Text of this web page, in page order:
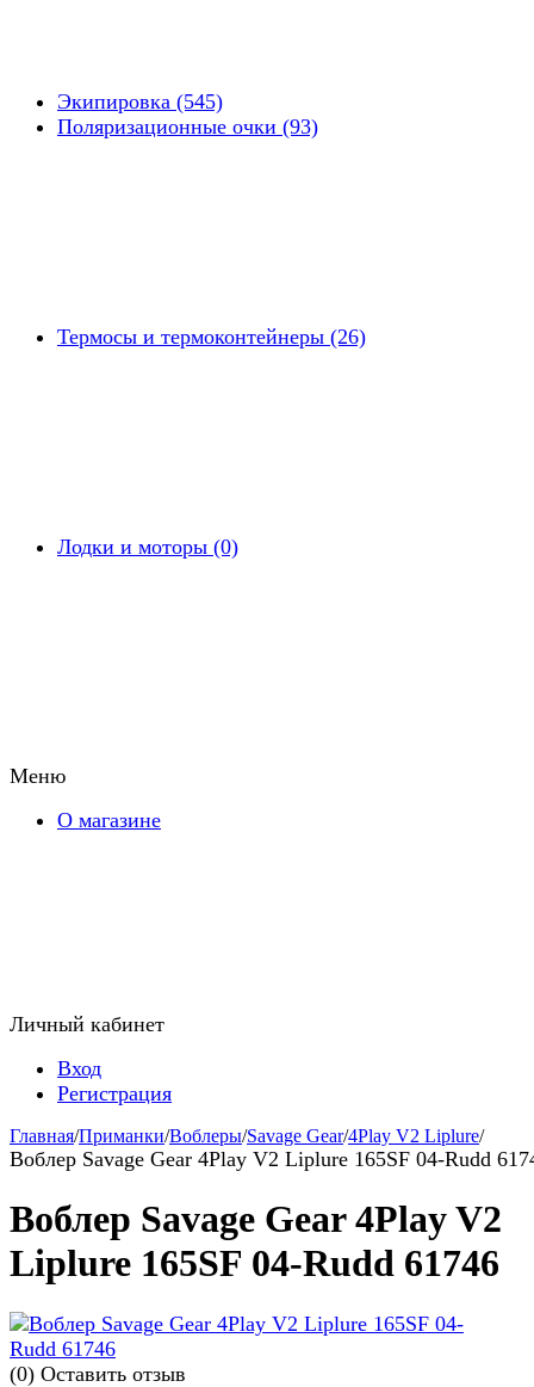
Экипировка (545)
Поляризационные очки (93)
Термосы и термоконтейнеры (26)
Лодки и моторы (0)
Меню
О магазине
Личный кабинет
Вход
Регистрация
Главная/Приманки/Воблеры/Savage Gear/4Play V2 Liplure/
Воблер Savage Gear 4Play V2 Liplure 165SF 04-Rudd
Воблер Savage Gear 4Play V2
Liplure 165SF 04-Rudd 61746
(0) Оставить отзыв